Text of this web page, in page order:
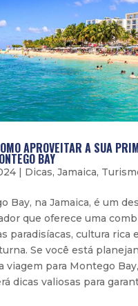
APROVEITAR A SUA
BAY
| Dicas, Jamaica,
Bay, na Jamaica, é um
que oferece uma
paradisíacas, cultura rica
Se você está
viagem para Montego
dicas valiosas para